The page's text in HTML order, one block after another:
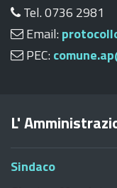
Tel. 0736 2981
Email:
PEC:
L'
Sindaco